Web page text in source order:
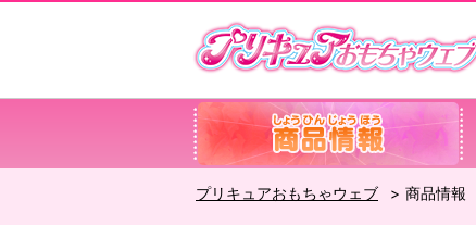
プリキュアおもちゃウェブ 商品情報